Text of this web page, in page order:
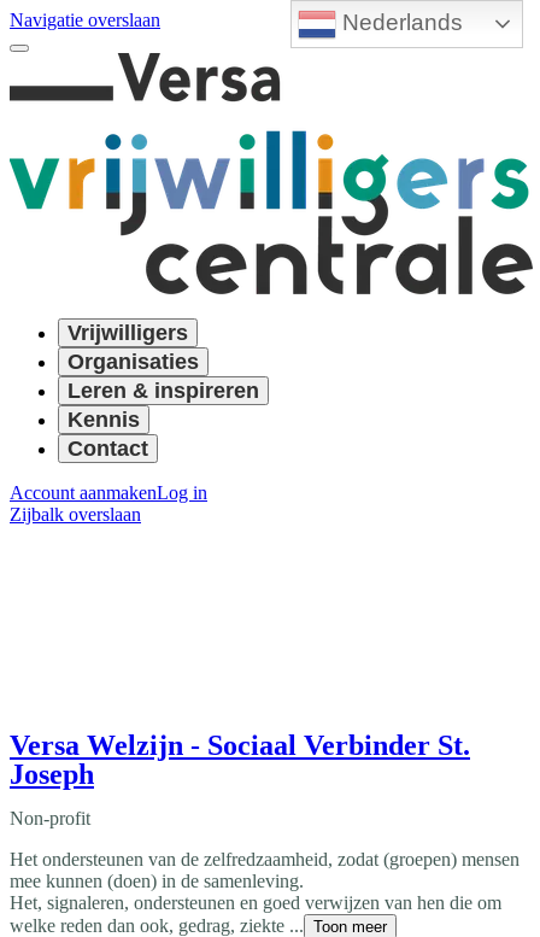
Nederlands
Navigatie overslaan
Vrijwilligers
Organisaties
Leren & inspireren
Kennis
Contact
Account aanmakenLog in
Zijbalk overslaan
Versa Welzijn - Sociaal Verbinder St.
Joseph
Non-profit
Het ondersteunen van de zelfredzaamheid, zodat (groepen) mensen
mee kunnen (doen) in de samenleving.
Het, signaleren, ondersteunen en goed verwijzen van hen die om
welke reden dan ook, gedrag, ziekte ... Toon meer